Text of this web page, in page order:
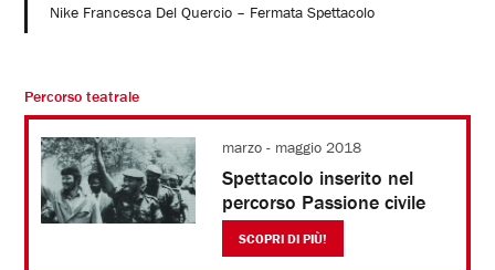
Nike Francesca Del Quercio – Fermata Spettacolo
Percorso teatrale
marzo - maggio 2018
Spettacolo inserito nel
percorso Passione civile
SCOPRI DI PIÙ!